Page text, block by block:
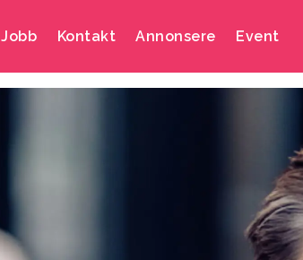
Jobb Kontakt Annonsere Event